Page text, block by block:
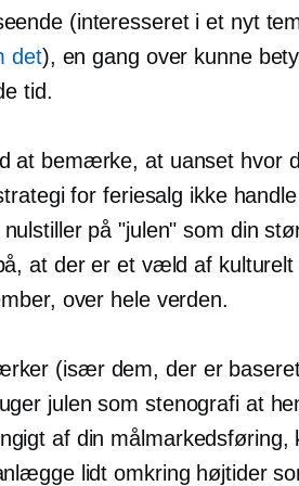
(interesseret i et nyt
det), en gang over kunne
tid.
at bemærke, at uanset hvor
for feriesalg ikke
på "julen" som din
at der er et væld af
over hele verden.
(især dem, der er
julen som stenografi at
af din
lidt omkring højtider